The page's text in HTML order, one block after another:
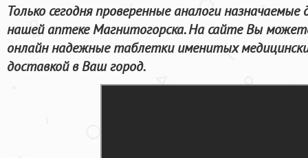
Только сегодня проверенные аналоги
нашей аптеке Магнитогорска. На сайте Вы
онлайн надежные таблетки именитых
доставкой в Ваш город.